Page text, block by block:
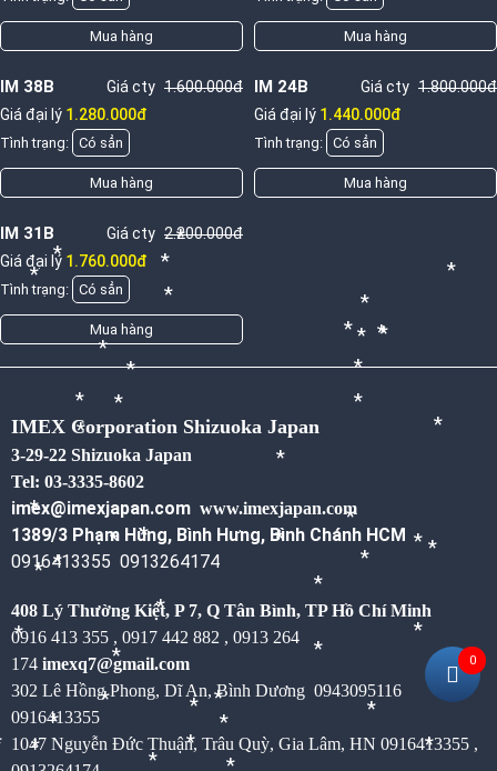
*
*
*
*
*
*
*
*
*
*
*
*
*
*
*
*
*
*
*
*
*
*
* *
*
*
*
*
*
*
*
*
*
*
*
*
*
*
*
*
*
*
*
*
*
*
Mua hàng Mua hàng
IM 38B Giá cty 1.600.000đ
Giá đại lý 1.280.000đ
Tình trạng: Có sẳn
Mua hàng
IM 24B Giá cty 1.800.000đ
Giá đại lý 1.440.000đ
Tình trạng: Có sẳn
Mua hàng
IM 31B Giá cty 2.200.000đ
Giá đại lý 1.760.000đ
Tình trạng: Có sẳn
Mua hàng
IMEX Corporation Shizuoka Japan
3-29-22 Shizuoka Japan
Tel: 03-3335-8602
imex@imexjapan.com www.imexjapan.com
1389/3 Phạm Hùng, Bình Hưng, Bình Chánh HCM
0916413355 0913264174
408 Lý Thường Kiệt, P 7, Q Tân Bình, TP Hồ Chí Minh
0916 413 355 , 0917 442 882 , 0913 264
174 imexq7@gmail.com
302 Lê Hồng Phong, Dĩ An, Bình Dương 0943095116
0916413355
1047 Nguyễn Đức Thuận, Trâu Quỳ, Gia Lâm, HN 0916413355 ,
0